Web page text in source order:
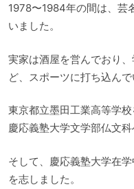
1978〜1984年の間は、芸
いました。
実家は酒屋を営んでおり
ど、スポーツに打ち込んで
東京都立墨田工業高等学校
慶応義塾大学文学部仏文科
そして、慶応義塾大学在
を志しました。